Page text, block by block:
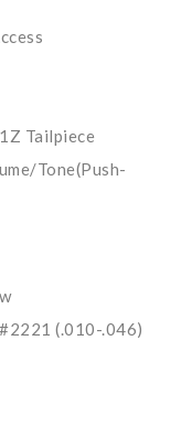
Tailpiece
Tone(Push-
(.010-.046)